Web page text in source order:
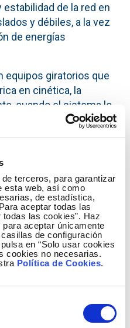
terceros, para garantizar
esta web, así como
de estadística,
aceptar todas las
las cookies”. Haz
aceptar únicamente
de configuración
en “Solo usar cookies
cookies no necesarias.
Política de Cookies.
de la red en
y débiles, a la vez
de energías
equipos giratorios que
en cinética, la
cuando el sistema lo
como energía eléctrica.
junto a la subestación
(kV), en el municipio de
o absorber de la
1,65 MW durante
aportando un total
segundo (MWs) de
del sistema